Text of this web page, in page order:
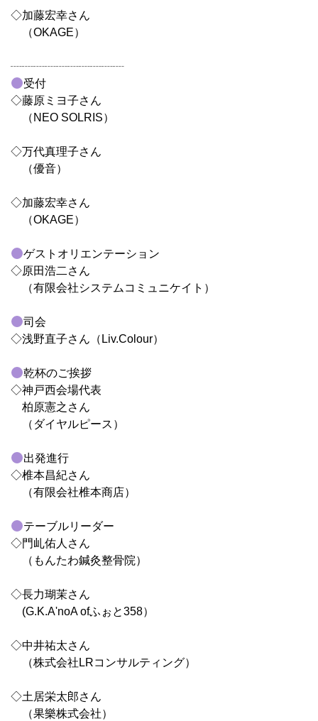
◇加藤宏幸さん
（OKAGE）
┈┈┈┈┈┈┈┈┈┈
受付
◇藤原ミヨ子さん
（NEO SOLRIS）
◇万代真理子さん
（優音）
◇加藤宏幸さん
（OKAGE）
ゲストオリエンテーション
◇原田浩二さん
（有限会社システムコミュニケイト）
司会
◇浅野直子さん（Liv.Colour）
乾杯のご挨拶
◇神戸西会場代表
柏原憲之さん
（ダイヤルピース）
出発進行
◇椎本昌紀さん
（有限会社椎本商店）
テーブルリーダー
◇門乢佑人さん
（もんたわ鍼灸整骨院）
◇長力瑚茉さん
(G.K.A'noA ofふぉと358）
◇中井祐太さん
（株式会社LRコンサルティング）
◇土居栄太郎さん
（果樂株式会社）